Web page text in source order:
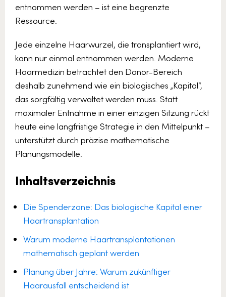
entnommen werden – ist eine begrenzte
Ressource.
Jede einzelne Haarwurzel, die transplantiert wird,
kann nur einmal entnommen werden. Moderne
Haarmedizin betrachtet den Donor-Bereich
deshalb zunehmend wie ein biologisches „Kapital“,
das sorgfältig verwaltet werden muss. Statt
maximaler Entnahme in einer einzigen Sitzung rückt
heute eine langfristige Strategie in den Mittelpunkt –
unterstützt durch präzise mathematische
Planungsmodelle.
Inhaltsverzeichnis
Die Spenderzone: Das biologische Kapital einer
Haartransplantation
Warum moderne Haartransplantationen
mathematisch geplant werden
Planung über Jahre: Warum zukünftiger
Haarausfall entscheidend ist